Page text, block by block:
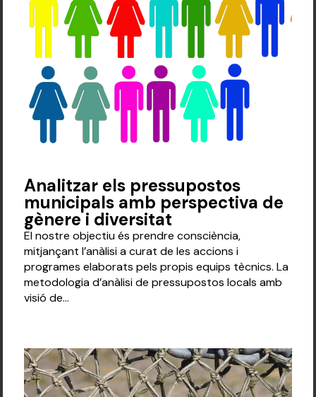
Analitzar els pressupostos
municipals amb perspectiva de
gènere i diversitat
El nostre objectiu és prendre consciència,
mitjançant l’anàlisi a curat de les accions i
programes elaborats pels propis equips tècnics. La
metodologia d’anàlisi de pressupostos locals amb
visió de...